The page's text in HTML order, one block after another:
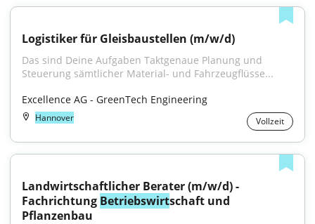
Logistiker für Gleisbaustellen (m/w/d)
Das sind Deine Aufgaben Taktgenaue Planung und
Steuerung sämtlicher Material- und Fahrzeugflüsse...
Excellence AG - GreenTech Engineering
Hannover Vollzeit
Landwirtschaftlicher Berater (m/w/d) -
Fachrichtung Betriebswirtschaft und
Pflanzenbau